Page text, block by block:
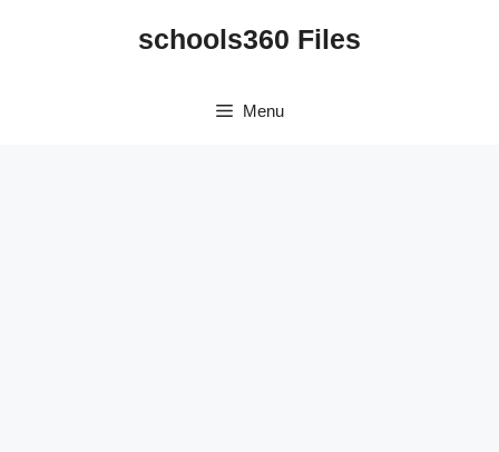
schools360 Files
Menu